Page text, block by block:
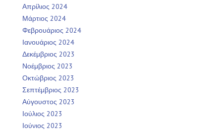
Απρίλιος 2024
Μάρτιος 2024
Φεβρουάριος 2024
Ιανουάριος 2024
Δεκέμβριος 2023
Νοέμβριος 2023
Οκτώβριος 2023
Σεπτέμβριος 2023
Αύγουστος 2023
Ιούλιος 2023
Ιούνιος 2023